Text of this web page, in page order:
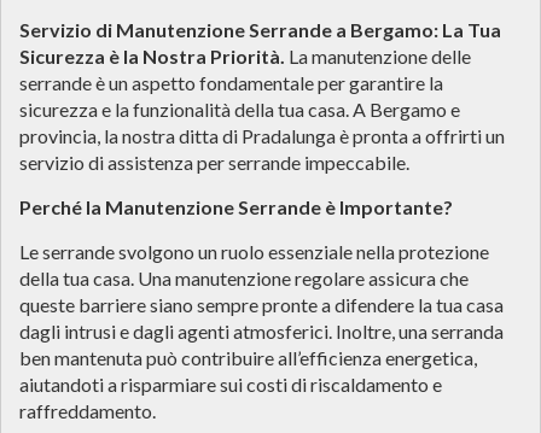
Servizio di Manutenzione Serrande a Bergamo: La Tua
Sicurezza è la Nostra Priorità. La manutenzione delle
serrande è un aspetto fondamentale per garantire la
sicurezza e la funzionalità della tua casa. A Bergamo e
provincia, la nostra ditta di Pradalunga è pronta a offrirti un
servizio di assistenza per serrande impeccabile.
Perché la Manutenzione Serrande è Importante?
Le serrande svolgono un ruolo essenziale nella protezione
della tua casa. Una manutenzione regolare assicura che
queste barriere siano sempre pronte a difendere la tua casa
dagli intrusi e dagli agenti atmosferici. Inoltre, una serranda
ben mantenuta può contribuire all’efficienza energetica,
aiutandoti a risparmiare sui costi di riscaldamento e
raffreddamento.